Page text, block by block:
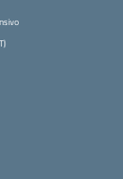
iniziale della scuola